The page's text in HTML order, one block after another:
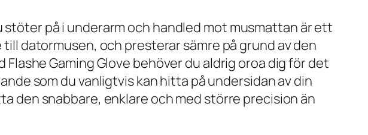
på i underarm och handled mot musmattan är ett
datormusen, och presterar sämre på grund av den
Gaming Glove behöver du aldrig oroa dig för det
som du vanligtvis kan hitta på undersidan av din
den snabbare, enklare och med större precision än